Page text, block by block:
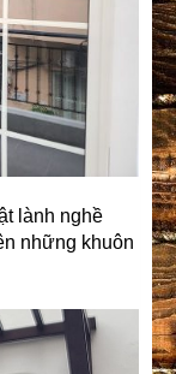
lành nghề
những khuôn